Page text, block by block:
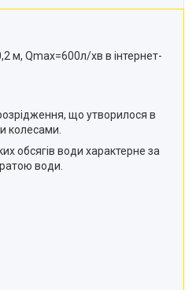
м, Qmax=600л/хв в інтернет-
що утворилося в
колесами.
обсягів води характерне за
води.